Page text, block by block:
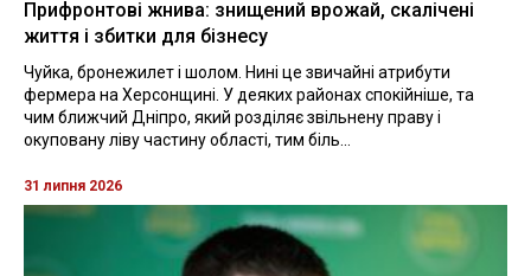
Прифронтові жнива: знищений врожай, скалічені
життя і збитки для бізнесу
Чуйка, бронежилет і шолом. Нині це звичайні атрибути
фермера на Херсонщині. У деяких районах спокійніше, та
чим ближчий Дніпро, який розділяє звільнену праву і
окуповану ліву частину області, тим біль...
31 липня 2026